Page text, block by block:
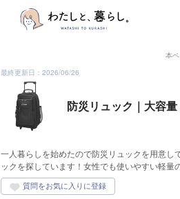
本
最終更新日：2026/06/26
防災リュック｜大容
一人暮らしを始めたので防災リュックを用意
ックを探しています！女性でも使いやすい軽量